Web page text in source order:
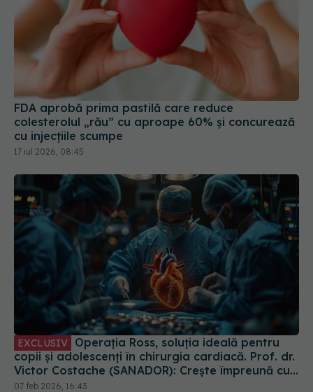
FDA aprobă prima pastilă care reduce
colesterolul „rău” cu aproape 60% și concurează
cu injecțiile scumpe
17 iul 2026, 08:45
EXCLUSIV
copii și adolescenți în chirurgia cardiacă. Prof. dr.
Victor Costache (SANADOR): Crește împreună cu
ei
07 feb 2026, 16:43